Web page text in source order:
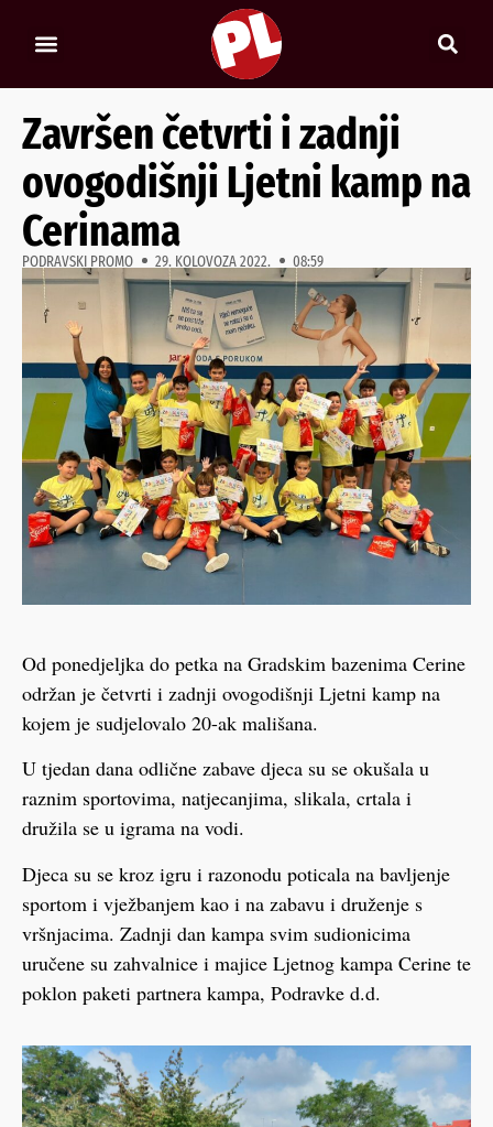
Završen četvrti i zadnji
ovogodišnji Ljetni kamp na
Cerinama
PODRAVSKI PROMO 29. KOLOVOZA 2022. 08:59
Od ponedjeljka do petka na Gradskim bazenima Cerine
održan je četvrti i zadnji ovogodišnji Ljetni kamp na
kojem je sudjelovalo 20-ak mališana.
U tjedan dana odlične zabave djeca su se okušala u
raznim sportovima, natjecanjima, slikala, crtala i
družila se u igrama na vodi.
Djeca su se kroz igru i razonodu poticala na bavljenje
sportom i vježbanjem kao i na zabavu i druženje s
vršnjacima. Zadnji dan kampa svim sudionicima
uručene su zahvalnice i majice Ljetnog kampa Cerine te
poklon paketi partnera kampa, Podravke d.d.